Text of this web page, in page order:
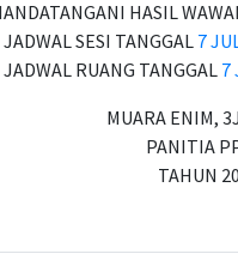
HASIL
SESI TANGGAL 7
RUANG TANGGAL 7
MUARA ENIM,
PANITIA
TAHUN